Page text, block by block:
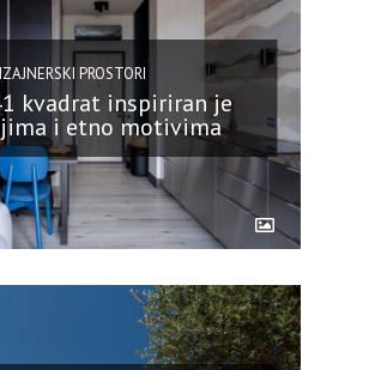
PROSTORI
kvadrat inspiriran je
i etno motivima